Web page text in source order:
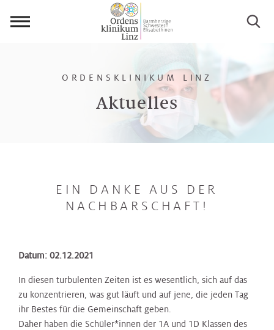
Aktuelles
ORDENSKLINIKUM LINZ
EIN DANKE AUS DER
NACHBARSCHAFT!
Datum: 02.12.2021
In diesen turbulenten Zeiten ist es wesentlich, sich auf das
zu konzentrieren, was gut läuft und auf jene, die jeden Tag
ihr Bestes für die Gemeinschaft geben.
Daher haben die Schüler*innen der 1A und 1D Klassen des